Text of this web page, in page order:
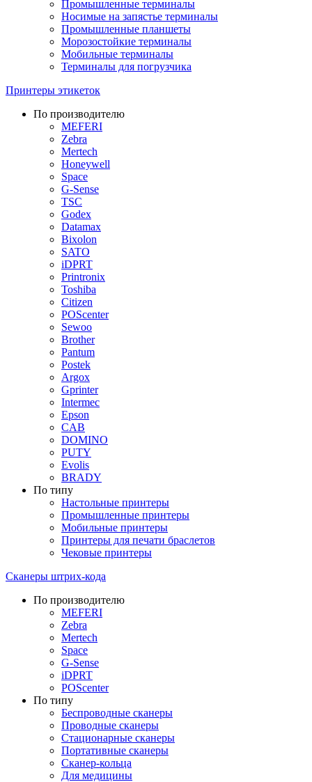
Промышленные терминалы
Носимые на запястье терминалы
Промышленные планшеты
Морозостойкие терминалы
Мобильные терминалы
Терминалы для погрузчика
Принтеры этикеток
По производителю
MEFERI
Zebra
Mertech
Honeywell
Space
G-Sense
TSC
Godex
Datamax
Bixolon
SATO
iDPRT
Printronix
Toshiba
Citizen
POScenter
Sewoo
Brother
Pantum
Postek
Argox
Gprinter
Intermec
Epson
CAB
DOMINO
PUTY
Evolis
BRADY
По типу
Настольные принтеры
Промышленные принтеры
Мобильные принтеры
Принтеры для печати браслетов
Чековые принтеры
Сканеры штрих-кода
По производителю
MEFERI
Zebra
Mertech
Space
G-Sense
iDPRT
POScenter
По типу
Беспроводные сканеры
Проводные сканеры
Стационарные сканеры
Портативные сканеры
Сканер-кольца
Для медицины